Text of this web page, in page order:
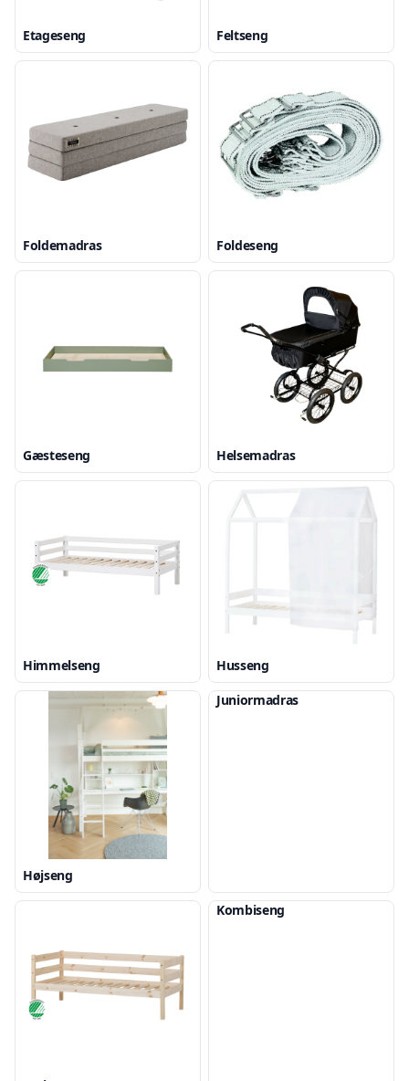
Etageseng Feltseng
Foldemadras Foldeseng
Gæsteseng Helsemadras
Himmelseng Husseng
Højseng
Juniormadras
Kombiseng